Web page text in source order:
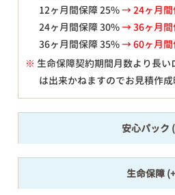
12ヶ月間保障 25%→ 24ヶ月間
24ヶ月間保障 30%→ 36ヶ月間
36ヶ月間保障 35%→ 60ヶ月間
※ 生命保障契約期間月数より長
は出来かねますのでお見積作
安心パック
生命保障